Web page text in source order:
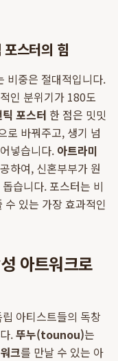
스터의 힘
비중은 절대적입니다.
인 분위기가 180도
포스터 한 점은 밋밋
로 바꿔주고, 생기 넘
넣습니다. 아트라미
하여, 신혼부부가 원
습니다. 포스터는 비
있는 가장 효과적인
아트워크로
아티스트들의 독창
.뚜누(tounou)는
크를 만날 수 있는 아